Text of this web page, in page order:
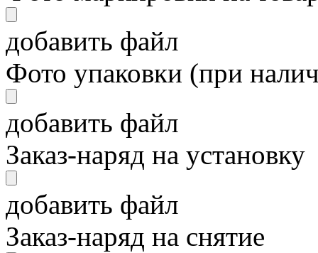
добавить файл
Фото упаковки (при
добавить файл
Заказ-наряд на установку
добавить файл
Заказ-наряд на снятие